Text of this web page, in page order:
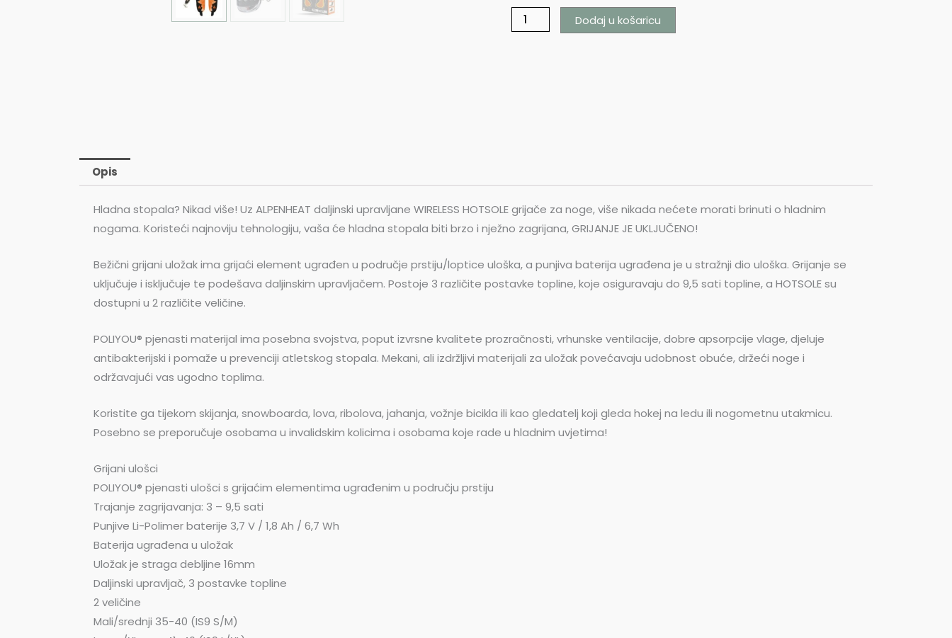
Dodaj u košaricu
Opis
Hladna stopala? Nikad više! Uz ALPENHEAT daljinski upravljane WIRELESS HOTSOLE grijače za noge, više nikada nećete morati brinuti o hladnim
nogama. Koristeći najnoviju tehnologiju, vaša će hladna stopala biti brzo i nježno zagrijana, GRIJANJE JE UKLJUČENO!
Bežični grijani uložak ima grijaći element ugrađen u područje prstiju/loptice uloška, ​​a punjiva baterija ugrađena je u stražnji dio uloška. Grijanje se
uključuje i isključuje te podešava daljinskim upravljačem. Postoje 3 različite postavke topline, koje osiguravaju do 9,5 sati topline, a HOTSOLE su
dostupni u 2 različite veličine.
POLIYOU® pjenasti materijal ima posebna svojstva, poput izvrsne kvalitete prozračnosti, vrhunske ventilacije, dobre apsorpcije vlage, djeluje
antibakterijski i pomaže u prevenciji atletskog stopala. Mekani, ali izdržljivi materijali za uložak povećavaju udobnost obuće, držeći noge i
održavajući vas ugodno toplima.
Koristite ga tijekom skijanja, snowboarda, lova, ribolova, jahanja, vožnje bicikla ili kao gledatelj koji gleda hokej na ledu ili nogometnu utakmicu.
Posebno se preporučuje osobama u invalidskim kolicima i osobama koje rade u hladnim uvjetima!
Grijani ulošci
POLIYOU® pjenasti ulošci s grijaćim elementima ugrađenim u području prstiju
Trajanje zagrijavanja: 3 – 9,5 sati
Punjive Li-Polimer baterije 3,7 V / 1,8 Ah / 6,7 Wh
Baterija ugrađena u uložak
Uložak je straga debljine 16mm
Daljinski upravljač, 3 postavke topline
2 veličine
Mali/srednji 35-40 (IS9 S/M)